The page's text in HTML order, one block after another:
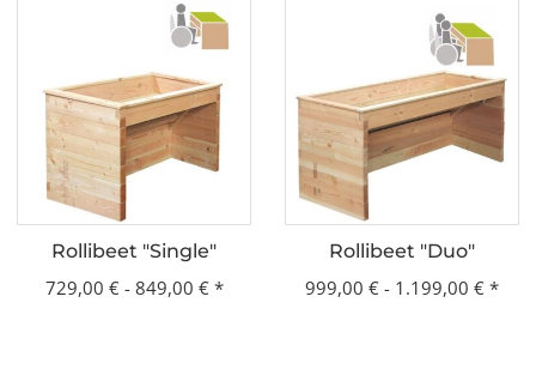
Rollibeet "Single"
729,00 € - 849,00 € *
Rollibeet "Duo"
999,00 € - 1.199,00 € *